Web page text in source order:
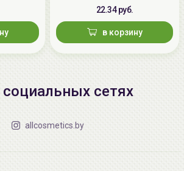
22.34 руб.
в корзину
сетях
allcosmetics.by